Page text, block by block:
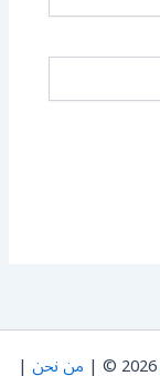
2026 © | من نحن |